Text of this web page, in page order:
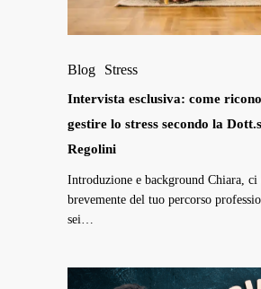
secondo
la
Dott.ssa
Chiara
esclusiva:
come
riconoscere
e
gestire
lo
stress
la
Blog
Stress
Intervista esclusiva: come
gestire lo stress secondo la
Regolini
Introduzione e background Chiara, ci
brevemente del tuo percorso
sei…
Magnesio: